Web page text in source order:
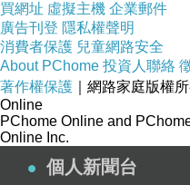
改改改，什麼屁都沒有
都你們在說，廢話，
你來考看看，我就不
你的資格到底在哪邊
我看連許純美都比你
至少她有佛心，你大
買網址 虛擬主機 企業郵件
廣告刊登 隱私權聲明
消費者保護 兒童網路安全
About PChome 投資人聯絡
著作權保護 ｜網路家庭版權
Online
PChome Online and
Online Inc.
個人新聞台